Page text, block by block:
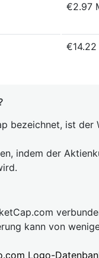
€2.97
€14.22
bezeichnet, ist der
indem der
kann von
Logo-